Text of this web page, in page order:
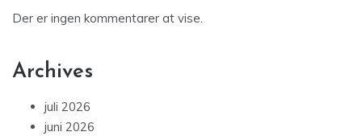
Der er ingen kommentarer at vise.
Archives
juli 2026
juni 2026